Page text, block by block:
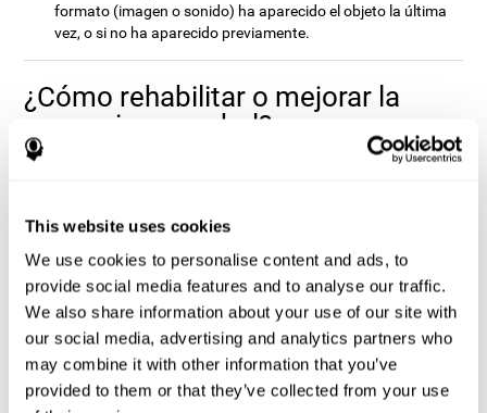
This website uses cookies
We use cookies to personalise content and ads, to
provide social media features and to analyse our traffic.
We also share information about your use of our site with
our social media, advertising and analytics partners who
may combine it with other information that you’ve
provided to them or that they’ve collected from your use
formato (imagen o sonido) ha aparecido el objeto la última
vez, o si no ha aparecido previamente.
¿Cómo rehabilitar o mejorar la
memoria no verbal?
ofrecemos la posibilidad de hacerlo de manera profesional.
memoria no verbal y de las demás capacidades cognitivas
CogniFit dispone de una batería de ejercicios diseñados para
rehabilitar los déficits en la memoria no verbal y otras funciones
cognitivas. El cerebro y sus conexiones neuronales se fortalecen
con el uso de las funciones que dependen de éstos. De modo que,
si ejercitamos frecuentemente la memoria no verbal, las
conexiones cerebrales de las estructuras implicadas en esta